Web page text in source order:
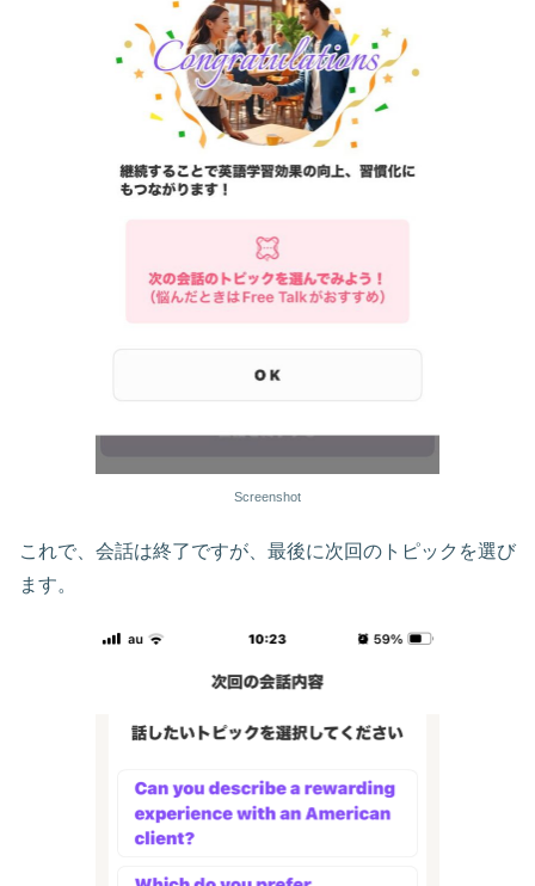
Screenshot
これで、会話は終了ですが、最後に次回のトピックを選び
ます。